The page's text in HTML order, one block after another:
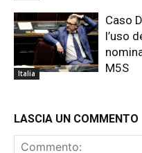
Italia
Caso
l’uso
M5S
LASCIA UN COMMENTO